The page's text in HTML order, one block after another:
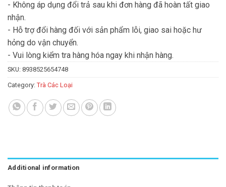
- Không áp dụng đổi trả sau khi đơn hàng đã hoàn tất giao
nhận.
- Hỗ trợ đổi hàng đối với sản phẩm lỗi, giao sai hoặc hư
hỏng do vận chuyển.
- Vui lòng kiểm tra hàng hóa ngay khi nhận hàng.
SKU: 8938525654748
Category: Trà Các Loại
Additional information